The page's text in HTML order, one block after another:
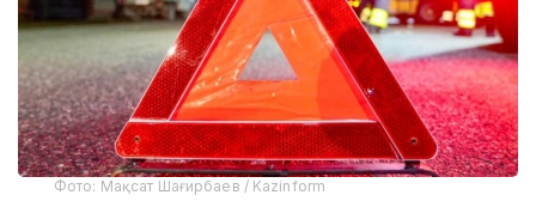
Фото: Мақсат Шағирбаев / Kazinform